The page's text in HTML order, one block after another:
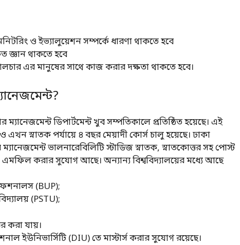
ও ইভ্যালুয়েশন সম্পর্কে ধারণা থাকতে হবে
জ্ঞান থাকতে হবে
এর মানুষের সাথে কাজ করার দক্ষতা থাকতে হবে।
ম্যানেজমেন্ট ডিপার্টমেন্ট খুব সম্পতিকালে প্রতিষ্ঠিত হয়েছে। এই
এখন স্নাতক পর্যায়ে ৪ বছর মেয়াদী কোর্স চালু হয়েছে। ঢাকা
ভালনারেবিলিটি স্টাডিজ স্নাতক, স্নাতকোত্তর সহ পোস্ট
এমফিল করার সুযোগ আছে। অন্যান্য বিশ্ববিদ্যালয়ের মধ্যে আছে
(BUP);
(PSTU);
করা যায়।
ইউনিভার্সিটি (DIU) তে মাস্টার্স করার সুযোগ রয়েছে।